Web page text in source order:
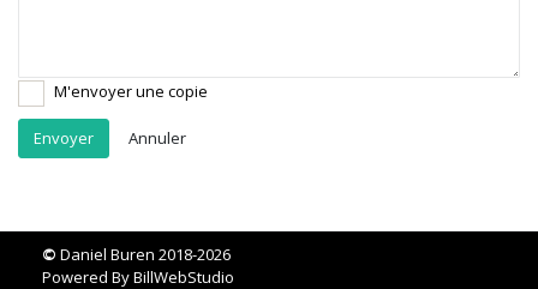
M'envoyer une copie
Annuler
© Daniel Buren 2018-2026
Powered ByBillWebStudio